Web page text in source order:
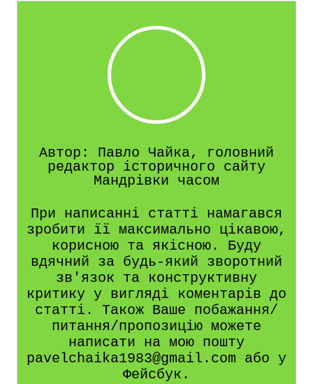
Автор: Павло Чайка, головний
редактор історичного сайту
Мандрівки часом
При написанні статті намагався
зробити її максимально цікавою,
корисною та якісною. Буду
вдячний за будь-який зворотний
зв'язок та конструктивну
критику у вигляді коментарів до
статті. Також Ваше побажання/
питання/пропозицію можете
написати на мою пошту
pavelchaika1983@gmail.com або у
Фейсбук.